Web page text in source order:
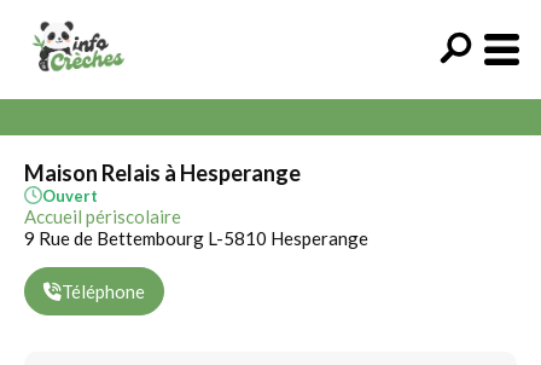
Maison Relais à Hesperange
Ouvert
Accueil périscolaire
9 Rue de Bettembourg L-5810 Hesperange
Téléphone